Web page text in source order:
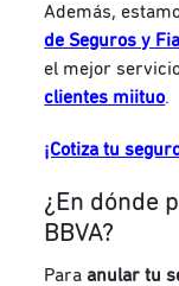
Además,
de Seguros y
el mejor
clientes miituo.
¡Cotiza tu
¿En dónde
BBVA?
Para anular tu